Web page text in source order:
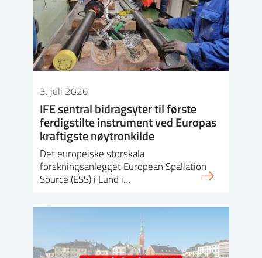
3. juli 2026
IFE sentral bidragsyter til første
ferdigstilte instrument ved Europas
kraftigste nøytronkilde
Det europeiske storskala
forskningsanlegget European Spallation
Source (ESS) i Lund i…